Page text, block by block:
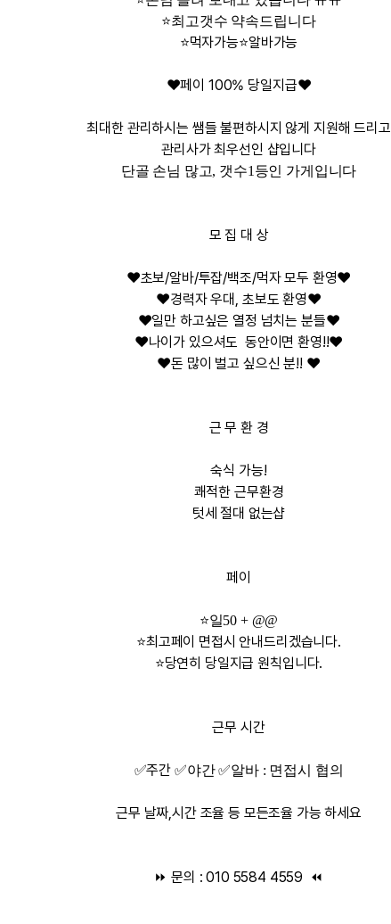
⭐️최고갯수 약속드립니다
⭐️먹자가능⭐️알바가능
❤️페이 100% 당일지급❤️
최대한 관리하시는 쌤들 불편하시지 않게 지원해 드리고
관리사가 최우선인 샵입니다
단골 손님 많고, 갯수1등인 가게입니다
모 집 대 상
❤️초보/알바/투잡/백조/먹자 모두 환영❤️
❤️경력자 우대, 초보도 환영❤️
❤️일만 하고싶은 열정 넘치는 분들❤️
❤️나이가 있으셔도 동안이면 환영!!❤️
❤️돈 많이 벌고 싶으신 분!! ❤️
근 무 환 경
숙식 가능!
쾌적한 근무환경
텃세 절대 없는샵
페이
⭐️일50 + @@
⭐️최고페이 면접시 안내드리겠습니다.
⭐️당연히 당일지급 원칙입니다.
근무 시간
✅주간 ✅야간✅알바 : 면접시 협의
근무 날짜,시간 조율 등 모든조율 가능 하세요
⏩ 문의 :010 5584 4559 ⏪